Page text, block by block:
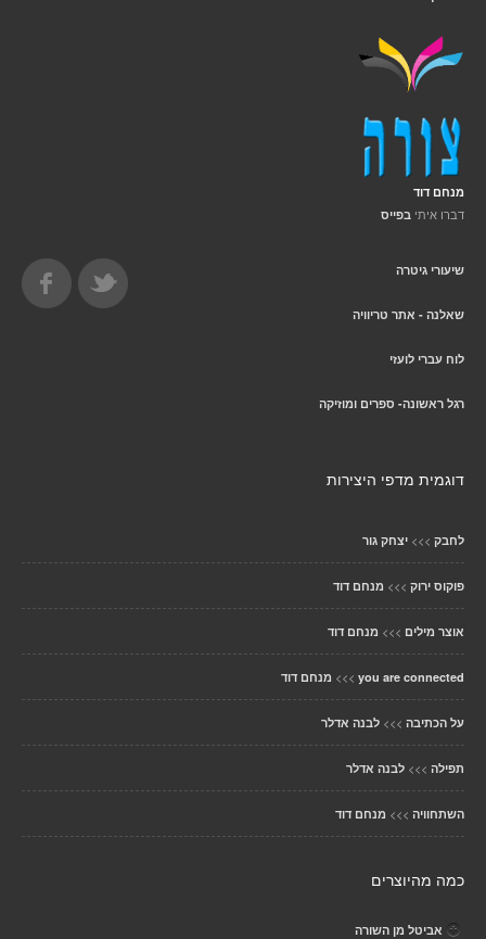
מנחם דוד
דברו איתי בפייס
שיעורי גיטרה
שאלנה - אתר טריוויה
לוח עברי לועזי
רגל ראשונה- ספרים ומוזיקה
דוגמית מדפי היצירות
לחבק >>> יצחק גור
פוקוס ירוק >>> מנחם דוד
אוצר מילים >>> מנחם דוד
you are connected
>>> מנחם דוד
על הכתיבה >>> לבנה אדלר
תפילה >>> לבנה אדלר
השתחוויה >>> מנחם דוד
כמה מהיוצרים
אביטל מן השורה